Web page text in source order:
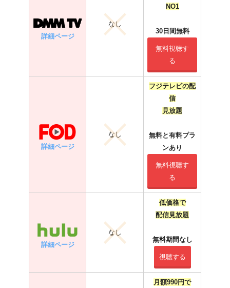
詳細ページ
なし
NO1
30日間無料
無料視聴す
る
詳細ページ
なし
フジテレビの配
信
見放題
無料と有料プラ
ンあり
無料視聴す
る
詳細ページ
なし
低価格で
配信見放題
無料期間なし
視聴する
月額990円で